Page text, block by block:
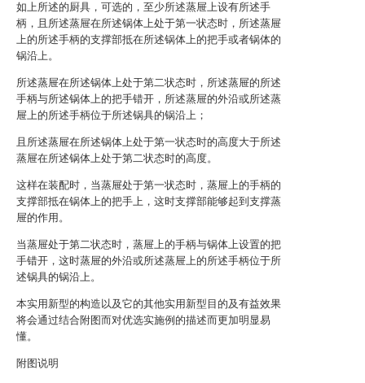
如上所述的厨具，可选的，至少所述蒸屉上设有所述手
柄，且所述蒸屉在所述锅体上处于第一状态时，所述蒸屉
上的所述手柄的支撑部抵在所述锅体上的把手或者锅体的
锅沿上。
所述蒸屉在所述锅体上处于第二状态时，所述蒸屉的所述
手柄与所述锅体上的把手错开，所述蒸屉的外沿或所述蒸
屉上的所述手柄位于所述锅具的锅沿上；
且所述蒸屉在所述锅体上处于第一状态时的高度大于所述
蒸屉在所述锅体上处于第二状态时的高度。
这样在装配时，当蒸屉处于第一状态时，蒸屉上的手柄的
支撑部抵在锅体上的把手上，这时支撑部能够起到支撑蒸
屉的作用。
当蒸屉处于第二状态时，蒸屉上的手柄与锅体上设置的把
手错开，这时蒸屉的外沿或所述蒸屉上的所述手柄位于所
述锅具的锅沿上。
本实用新型的构造以及它的其他实用新型目的及有益效果
将会通过结合附图而对优选实施例的描述而更加明显易
懂。
附图说明